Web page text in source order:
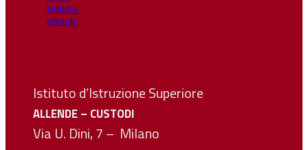
Istituto d’Istruzione Superiore
ALLENDE – CUSTODI
Via U. Dini, 7 – Milano